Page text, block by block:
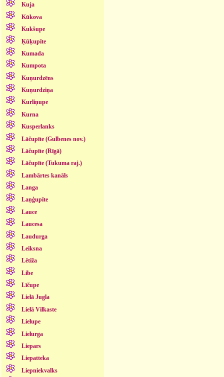
Kuja
Kūkova
Kukšupe
Ķūķupīte
Kumada
Kumpota
Kuņurdzēns
Kuņurdziņa
Kurliņupe
Kurna
Kusperlanks
Lāčupīte (Gulbenes nov.)
Lāčupīte (Rīgā)
Lāčupīte (Tukuma raj.)
Lambārtes kanāls
Langa
Laņģupīte
Lauce
Laucesa
Laudurga
Leiksna
Lētīža
Libe
Līčupe
Lielā Jugla
Lielā Vilkaste
Lielupe
Lielurga
Liepars
Liepatteka
Liepniekvalks